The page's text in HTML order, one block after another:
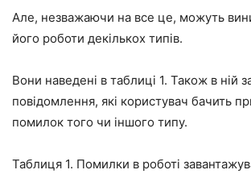
Але, незважаючи на все це, можуть
його роботи декількох типів.
Вони наведені в таблиці 1. Також в ній
повідомлення, які користувач бачить
помилок того чи іншого типу.
Таблиця 1. Помилки в роботі